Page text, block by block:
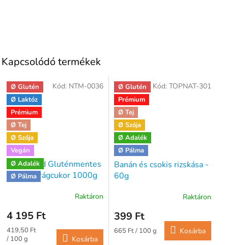
Kapcsolódó termékek
Ø Glutén
Ø Laktóz
Prémium
Ø Tej
Ø Szója
Vegán
Ø Adalék
Ø Pálma
Naturmind Gluténmentes
Kókuszvirágcukor 1000g
Raktáron
4 195 Ft
Egységár:
419,50 Ft
/ 100 g
Kosárba
Kód: NTM-0036
Ø Glutén
Prémium
Ø Tej
Ø Szója
Ø Adalék
Ø Pálma
Banán és csokis rizskása -
60g
Raktáron
399 Ft
Egységár:
665 Ft / 100 g Kosárba
Kód: TOPNAT-301